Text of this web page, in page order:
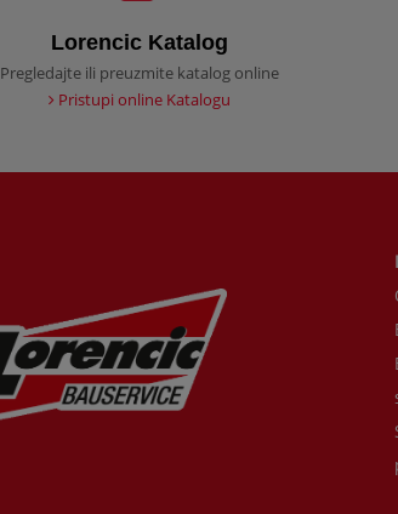
Lorencic Katalog
Pregledajte ili preuzmite katalog online
Pristupi online Katalogu